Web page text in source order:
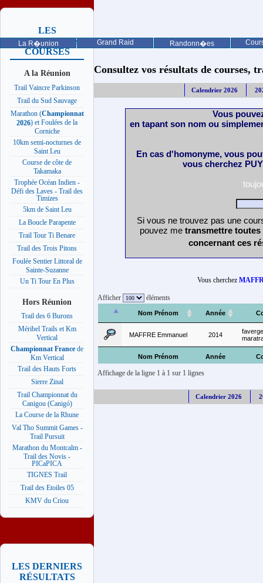
La R�union Grand Raid Randonn�es
LES
PROCHAINES
COURSES
A la Réunion
Trail Vaincre Parkinson
Trail du Sud Sauvage
Marathon (Championnat
2026) et Foulées de la
Corniche
10km semi-nocturnes de
Saint Leu
Course de côte de
Takamaka
Trophée Océan Indien -
Défi des Laves - Trail des
Timizes
5km de Saint Leu
La Boucle Parapente
Trail Tour Ti Benare
Trail des Trois Pitons
Foulée Sentier Littoral de
Sainte-Suzanne
Un Ti Tour En Plus
Hors Réunion
Trail des 6 Burons
Méribel Trails et Km
Vertical
Championnat France de
Km Vertical
Trail des Hauts Forts
Sierre Zinal
Trail Championnat du
Canigou (Canigó)
La Course de la Rhune
Val Tho Summit Games -
Trail Pursuit
Marathon du Montcalm -
Trail des Novis -
PICaPICA
TIGNES Trail
Trail des Etoiles 05
KMV du Criou
LES DERNIERS
RÉSULTATS
Consultez vos résultats de courses,
Calendrier 2026
Vous
en tapant son nom ou
En cas d'homonyme, vous
vous cherchez
Si vous ne trouvez pas une
pouvez me transmettre
concernant ces
Vous cherchez
Afficher éléments
Nom Prénom Année
Nom Prénom Année
MAFFRE Emmanuel 2014
Affichage de la ligne 1 à 1 sur 1 lignes
Calendrier 2026